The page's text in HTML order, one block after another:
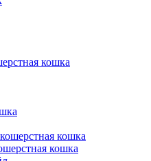
кошка
кошка
кошка